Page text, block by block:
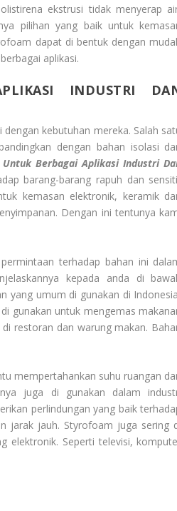
ekstrusi tidak menyerap
pilihan yang baik untuk
dapat di bentuk dengan
aplikasi.
INDUSTRI
kebutuhan mereka. Salah
dengan bahan isolasi
Berbagai Aplikasi Industri
barang-barang rapuh dan
kemasan elektronik, keramik
Dengan ini tentunya
terhadap bahan ini
kepada anda di
yang umum di gunakan di
gunakan untuk mengemas
restoran dan warung makan.
mempertahankan suhu ruangan
juga di gunakan dalam
perlindungan yang baik
jarak jauh. Styrofoam juga sering
elektronik. Seperti televisi,